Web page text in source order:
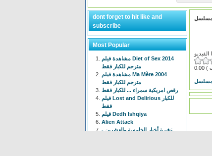
0.00
dont forget to hit like and
subscribe
Most Popular
مشاهدة فيلم Diet of Sex 2014
مترجم للكبار فقط
مشاهدة فيلم Ma Mère 2004
مترجم للكبار فقط
رقص امريكية سمراء ... للكبار فقط
فيلم Lost and Delirious للكبار
فقط
فيلم Dedh Ishqiya
Alien Attack
نشرة أخبار الخامسة والعشرين -